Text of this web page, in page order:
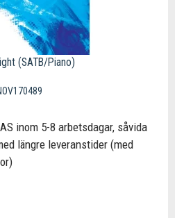
(SATB/Piano)
inom 5-8 arbetsdagar, såvida
längre leveranstider (med